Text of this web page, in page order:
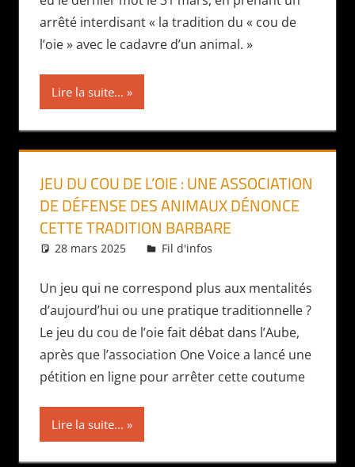
arrêté interdisant « la tradition du « cou de
l’oie » avec le cadavre d’un animal. »
Lire la suite...
JEU DU COU DE L’OIE : UNE ASSOCIATION
DE DÉFENSE DES ANIMAUX DÉNONCE
CETTE TRADITION BARBARE
28 mars 2025 Daniel
Fil d'infos
Un jeu qui ne correspond plus aux mentalités
d’aujourd’hui ou une pratique traditionnelle ?
Le jeu du cou de l’oie fait débat dans l’Aube,
après que l’association One Voice a lancé une
pétition en ligne pour arrêter cette coutume
Lire la suite...